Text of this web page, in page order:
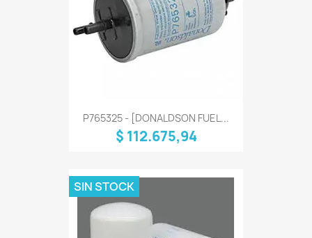
P765325 - [DONALDSON FUEL...
$ 112.675,94
SIN STOCK